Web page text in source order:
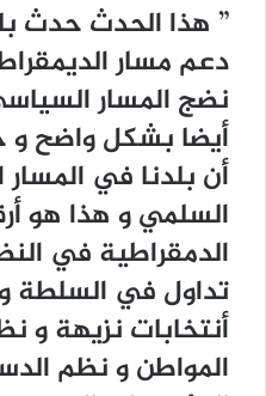
” هذا الحدث حدث
دعم مسار
نضج المسار
أيضا بشكل واضح و
أن بلدنا في
السلمي و هذا هو
الدمقراطية في
تداول في السلطة
أنتخابات نزيهة و
المواطن و نظم